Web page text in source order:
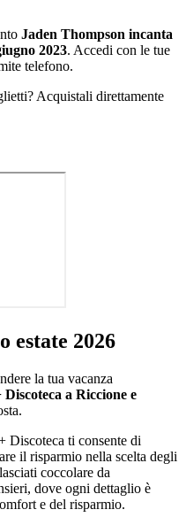
Jaden Thompson incanta
2023. Accedi con le tue
telefono.
Acquistali direttamente
estate 2026
la tua vacanza
a Riccione e
ti consente di
il risparmio nella scelta degli
coccolare da
dove ogni dettaglio è
e del risparmio.